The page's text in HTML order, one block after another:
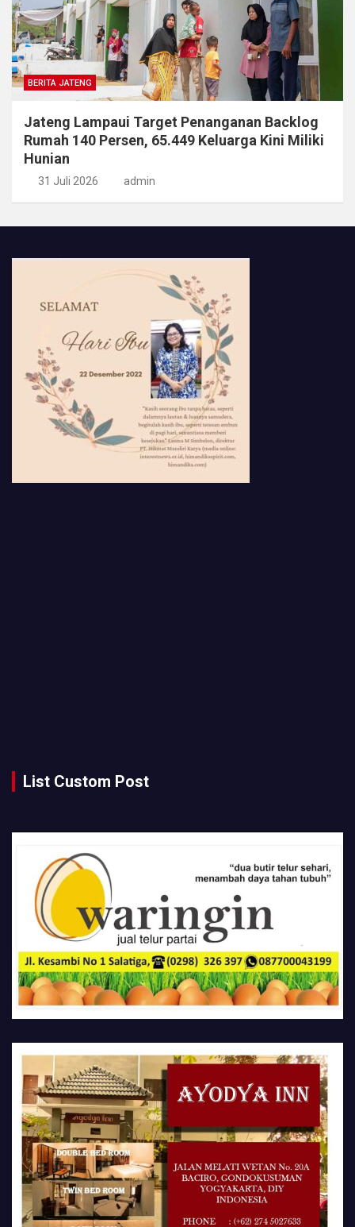
BERITA JATENG
Jateng Lampaui Target Penanganan Backlog
Rumah 140 Persen, 65.449 Keluarga Kini Miliki
Hunian
31 Juli 2026 admin
List Custom Post